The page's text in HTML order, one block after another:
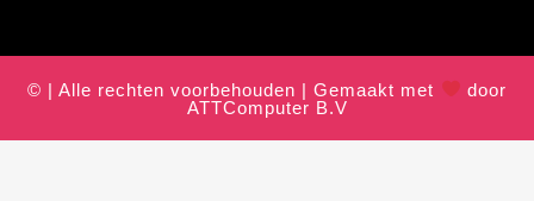
© | Alle rechten voorbehouden | Gemaakt met
door
ATTComputer B.V